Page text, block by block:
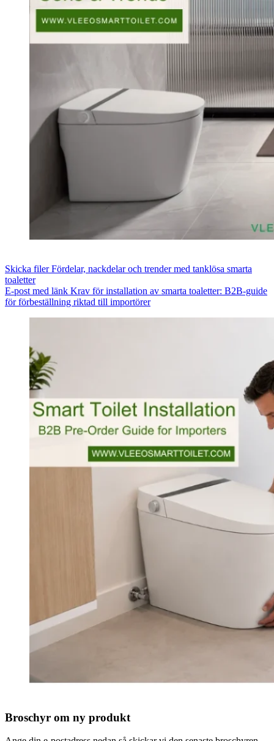
Skicka filerFördelar, nackdelar och trender med tanklösa smarta
toaletter
E-post med länk Krav för installation av smarta toaletter: B2B-guide
för förbeställning riktad till importörer
Broschyr om ny produkt